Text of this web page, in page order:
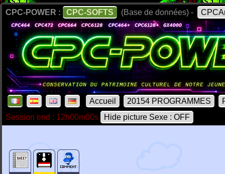
CPC-POWER : CPC-SOFTS (Base de données) -
Accueil 20154 PROGRAMMES
Session end : 12h00m00s
Hide picture Sexe : OFF